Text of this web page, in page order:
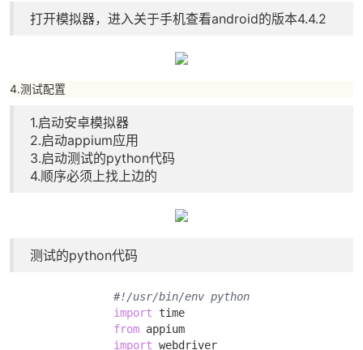
打开模拟器，进入关于手机查看android的版本4.4.2
4.测试配置
1.启动安卓模拟器
2.启动appium应用
3.启动测试的python代码
4.顺序必须上找上边的
测试的python代码
#!/usr/bin/env python
import time
from appium
import webdriver